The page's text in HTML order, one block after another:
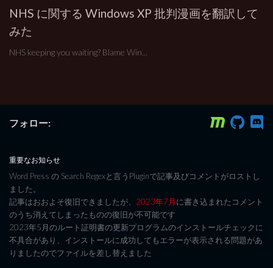
NHS に関する Windows XP 批判漫画を翻訳して
みた
NHS keeping you waiting? Blame Win...
フォロー:
重要なお知らせ
Word Press の Search Regexと言うPluginで記事及びコメントがロストし
ました。
記事はおおよそ復旧できましたが、 2023年7月に書き込まれたコメント
のうち消えてしまったものの復旧が不可能です
2023年5月のルート証明書の更新プログラムのインストールチェックに
不具合があり、インストールに成功してもエラーが表示される問題があ
りましたのでファイルを差し替えました